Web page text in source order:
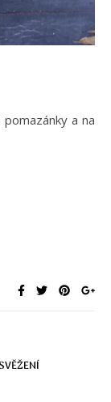
a na